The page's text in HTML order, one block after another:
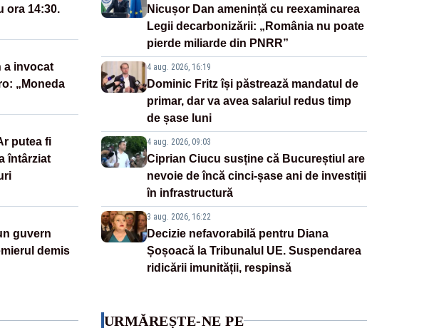
ora 14:30.
a invocat
„Moneda
putea fi
întârziat
guvern
demis
Nicușor Dan amenință cu reexaminarea
Legii decarbonizării: „România nu poate
pierde miliarde din PNRR”
4 aug. 2026, 16:19
Dominic Fritz își păstrează mandatul de
primar, dar va avea salariul redus timp
de șase luni
4 aug. 2026, 09:03
Ciprian Ciucu susține că Bucureștiul are
nevoie de încă cinci-șase ani de investiții
în infrastructură
3 aug. 2026, 16:22
Decizie nefavorabilă pentru Diana
Șoșoacă la Tribunalul UE. Suspendarea
ridicării imunității, respinsă
URMĂREȘTE-NE PE